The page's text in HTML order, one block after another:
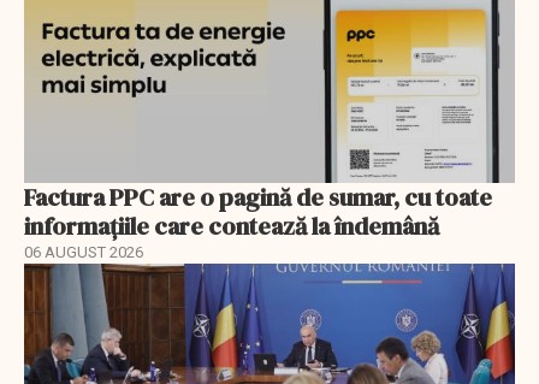
Factura PPC are o pagină de sumar, cu toate
informațiile care contează la îndemână
06 AUGUST 2026